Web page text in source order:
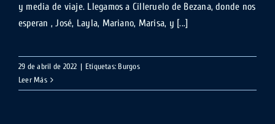
y media de viaje. Llegamos a Cilleruelo de Bezana, donde nos
esperan , José, Layla, Mariano, Marisa, y [...]
29 de abril de 2022 | Etiquetas: Burgos
Leer Más